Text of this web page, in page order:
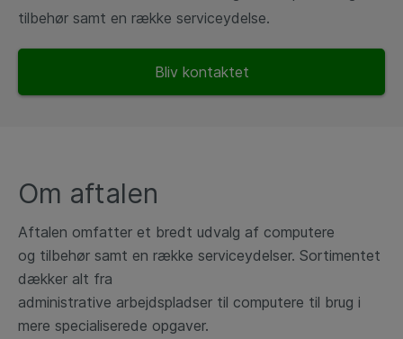
tilbehør samt en række serviceydelse.
Bliv kontaktet
Om aftalen​
Aftalen omfatter et bredt udvalg af computere
og tilbehør samt en række serviceydelser. Sortimentet
dækker alt fra
administrative arbejdspladser til computere til brug i
mere specialiserede opgaver.